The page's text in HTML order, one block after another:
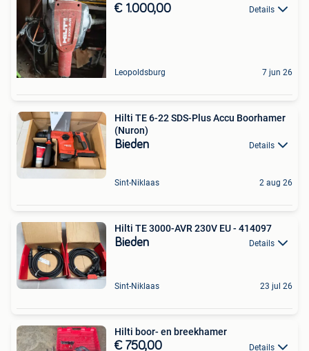
€ 1.000,00 Details
Leopoldsburg 7 jun 26
Hilti TE 6-22 SDS-Plus Accu Boorhamer
(Nuron)
Bieden Details
Sint-Niklaas 2 aug 26
Hilti TE 3000-AVR 230V EU - 414097
Bieden Details
Sint-Niklaas 23 jul 26
Hilti boor- en breekhamer
€ 750,00 Details